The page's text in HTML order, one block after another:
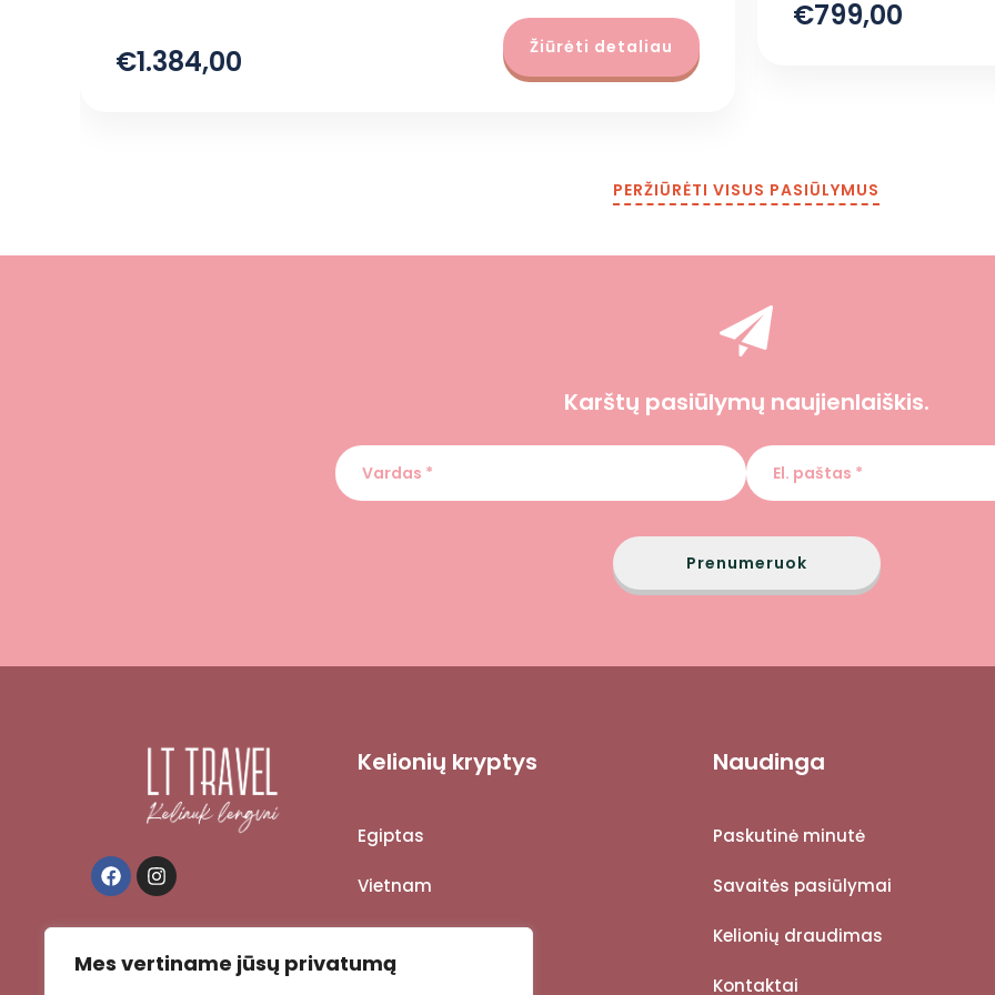
Mes vertiname jūsų privatumą
€1.384,00 Žiūrėti detaliau
€799,00
PERŽIŪRĖTI VISUS PASIŪLYMUS
Karštų pasiūlymų naujienlaiškis.
Prenumeruok
Kelionių kryptys
Egiptas
Vietnam
Naudinga
Paskutinė minutė
Savaitės pasiūlymai
Kelionių draudimas
Kontaktai